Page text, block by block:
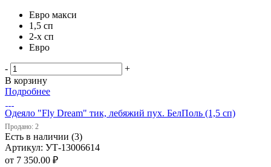
Евро макси
1,5 сп
2-х сп
Евро
-
+
В корзину
Подробнее
Одеяло "Fly Dream" тик, лебяжий пух. БелПоль (1,5 сп)
Продано: 2
Есть в наличии (3)
Артикул: УТ-13006614
от 7 350.00 ₽